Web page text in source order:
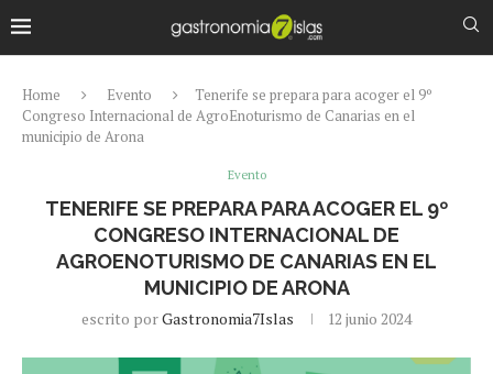
Home Evento
Tenerife se prepara para acoger el 9º
Congreso Internacional de AgroEnoturismo de Canarias en el
municipio de Arona
Evento
TENERIFE SE PREPARA PARA ACOGER EL 9º
CONGRESO INTERNACIONAL DE
AGROENOTURISMO DE CANARIAS EN EL
MUNICIPIO DE ARONA
escrito porGastronomia7Islas 12 junio 2024